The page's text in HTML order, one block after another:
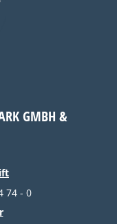
GMBH &
74 - 0